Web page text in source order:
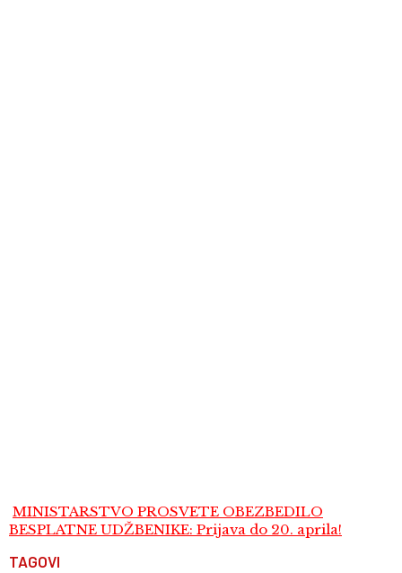
MINISTARSTVO PROSVETE OBEZBEDILO
BESPLATNE UDŽBENIKE: Prijava do 20. aprila!
TAGOVI